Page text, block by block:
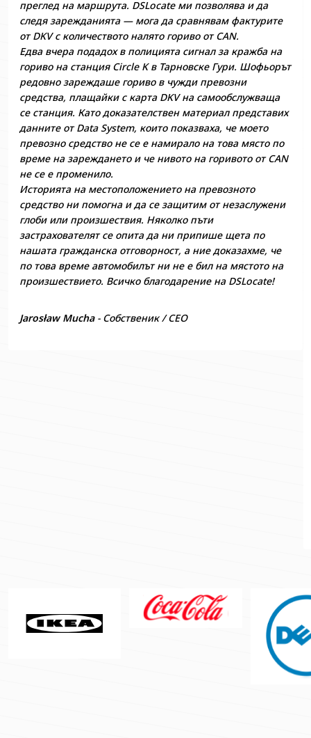
преглед на маршрута. DSLocate ми позволява и да
следя зарежданията — мога да сравнявам фактурите
от DKV с количеството налято гориво от CAN.
Едва вчера подадох в полицията сигнал за кражба на
гориво на станция Circle K в Тарновске Гури. Шофьорът
редовно зареждаше гориво в чужди превозни
средства, плащайки с карта DKV на самообслужваща
се станция. Като доказателствен материал представих
данните от Data System, които показваха, че моето
превозно средство не се е намирало на това място по
време на зареждането и че нивото на горивото от CAN
не се е променило.
Историята на местоположението на превозното
средство ни помогна и да се защитим от незаслужени
глоби или произшествия. Няколко пъти
застрахователят се опита да ни припише щета по
нашата гражданска отговорност, а ние доказахме, че
по това време автомобилът ни не е бил на мястото на
произшествието. Всичко благодарение на DSLocate!
Jarosław Mucha- Собственик / CEO